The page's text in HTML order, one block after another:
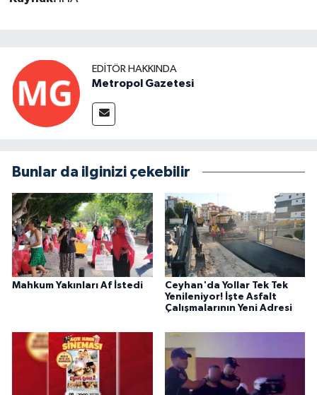
EDITÖR HAKKINDA
Metropol Gazetesi
Bunlar da ilginizi çekebilir
Mahkum Yakınları Af İstedi
Ceyhan'da Yollar Tek Tek
Yenileniyor! İşte Asfalt
Çalışmalarının Yeni Adresi